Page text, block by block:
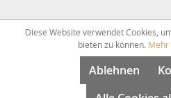
Diese Website verwendet Cookies,
bieten zu können. Mehr
Ablehnen